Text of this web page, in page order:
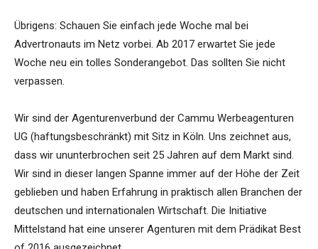
Übrigens: Schauen Sie einfach jede Woche mal bei
Advertronauts im Netz vorbei. Ab 2017 erwartet Sie jede
Woche neu ein tolles Sonderangebot. Das sollten Sie nicht
verpassen.
Wir sind der Agenturenverbund der Cammu Werbeagenturen
UG (haftungsbeschränkt) mit Sitz in Köln. Uns zeichnet aus,
dass wir ununterbrochen seit 25 Jahren auf dem Markt sind.
Wir sind in dieser langen Spanne immer auf der Höhe der Zeit
geblieben und haben Erfahrung in praktisch allen Branchen der
deutschen und internationalen Wirtschaft. Die Initiative
Mittelstand hat eine unserer Agenturen mit dem Prädikat Best